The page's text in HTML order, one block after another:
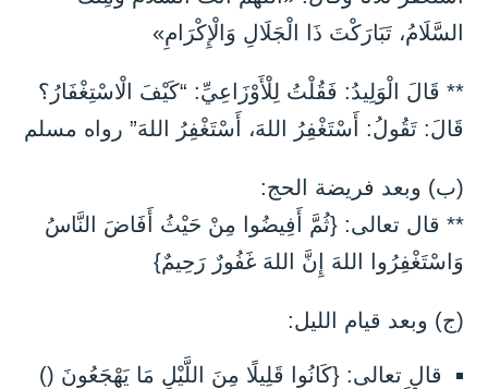
السَّلَامُ، تَبَارَكْتَ ذَا الْجَلَالِ وَالْإِكْرَامِ»
** قَالَ الْوَلِيدُ: فَقُلْتُ لِلْأَوْزَاعِيِّ: “كَيْفَ الْاسْتِغْفَارُ؟
قَالَ: تَقُولُ: أَسْتَغْفِرُ اللهَ، أَسْتَغْفِرُ اللهَ” رواه مسلم
(ب) وبعد فريضة الحج:
** قال تعالى: {ثُمَّ أَفِيضُوا مِنْ حَيْثُ أَفَاضَ النَّاسُ
وَاسْتَغْفِرُوا اللهَ إِنَّ اللهَ غَفُورٌ رَحِيمٌ}
(ج) وبعد قيام الليل:
قال تعالى: {كَانُوا قَلِيلًا مِنَ اللَّيْلِ مَا يَهْجَعُونَ ()